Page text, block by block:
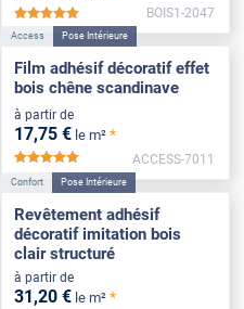
BOIS1-2047
Access Pose Intérieure
Film adhésif décoratif effet
bois chêne scandinave
à partir de
17,75 € le m² *
ACCESS-7011
Confort Pose Intérieure
Revêtement adhésif
décoratif imitation bois
clair structuré
à partir de
31 ,20 € le m² *